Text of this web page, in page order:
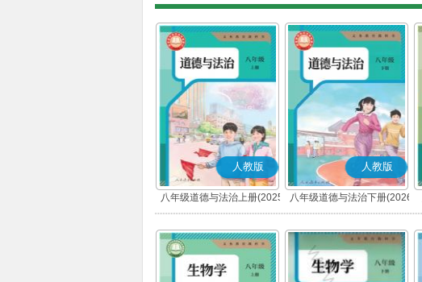
人教版
八年级道德与法治上册(2025
秋版)(部编版)
人教版
八年级道德与法治下册(2026
春版)(部编版)